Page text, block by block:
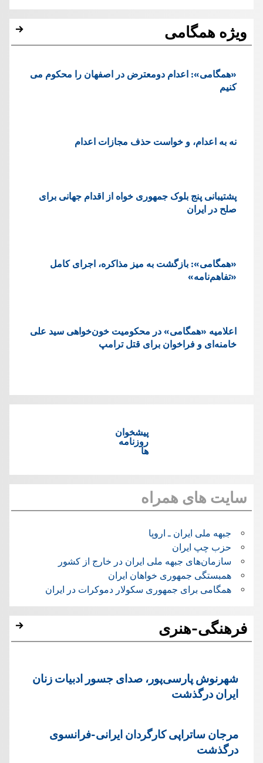
ویژه همگامی
«همگامی»: اعدام دومعترض در اصفهان را محکوم می
کنیم
نه به اعدام، و خواست حذف مجازات اعدام
پشتيبانی پنج بلوک جمهوری خواه از اقدام جهانی برای
صلح در ایران
«همگامی»: بازگشت به میز مذاکره، اجرای کامل
«تفاهم‌نامه»
اعلامیه «همگامی» در محکومیت خون‌خواهی سید علی
خامنه‌ای و فراخوان برای قتل ترامپ
پیشخوان
روزنامه
ها
سایت های همراه
جبهه ملی ایران ـ اروپا
حزب چپ ایران
سازمان‌های جبهه ملی ایران در خارج از کشور
همبستگی جمهوری خواهان ایران
همگامی برای جمهوری سکولار دموکرات در ایران
فرهنگی-هنری
شهرنوش پارسی‌پور، صدای جسور ادبیات زنان
ایران درگذشت
مرجان ساتراپی کارگردان ایرانی-فرانسوی
درگذشت